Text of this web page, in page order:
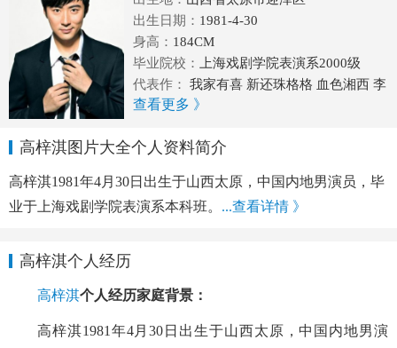
出生日期： 1981-4-30
身高： 184CM
毕业院校：
上海戏剧学院表演系2000级
代表作：
我家有喜 新还珠格格 血色湘西 李
家大院 新京华烟云
查看更多 》
高梓淇图片大全个人资料简介
高梓淇1981年4月30日出生于山西太原，中国内地男演员，毕
业于上海戏剧学院表演系本科班。 ...查看详情 》
高梓淇个人经历
高梓淇个人经历家庭背景：
高梓淇1981年4月30日出生于山西太原，中国内地男演